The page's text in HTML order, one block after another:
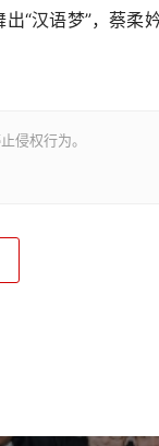
“汉语梦”，蔡柔
侵权行为。